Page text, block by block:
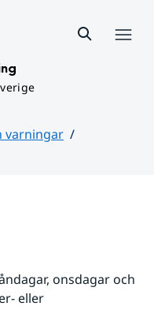
varningar
onsdagar och
eller